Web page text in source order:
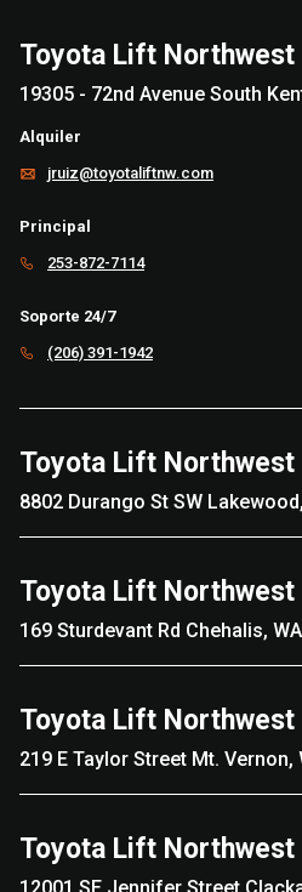
Toyota Lift Northwest
19305 -
Alquiler
jruiz@toyotaliftnw.com
Principal
253-872-7114
Soporte 24/7
(206) 391-1942
Toyota Lift Northwest
8802 Durango St
Toyota Lift Northwest
169 Sturdevant Rd
Toyota Lift Northwest
219 E Taylor Street
Toyota Lift Northwest